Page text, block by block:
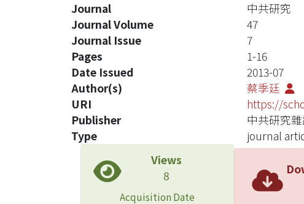
Journal
中共研究
Journal Volume
47
Journal Issue
7
Pages
1-16
Date Issued
2013-07
Author(s)
蔡季廷
URI
https://
Publisher
中共研究
Type
journal
Views
8
Acquisition Date